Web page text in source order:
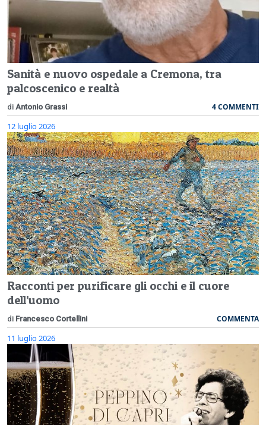
Sanità e nuovo ospedale a Cremona, tra
palcoscenico e realtà
di Antonio Grassi 4 COMMENTI
12 luglio 2026
Racconti per purificare gli occhi e il cuore
dell’uomo
di Francesco Cortellini COMMENTA
11 luglio 2026